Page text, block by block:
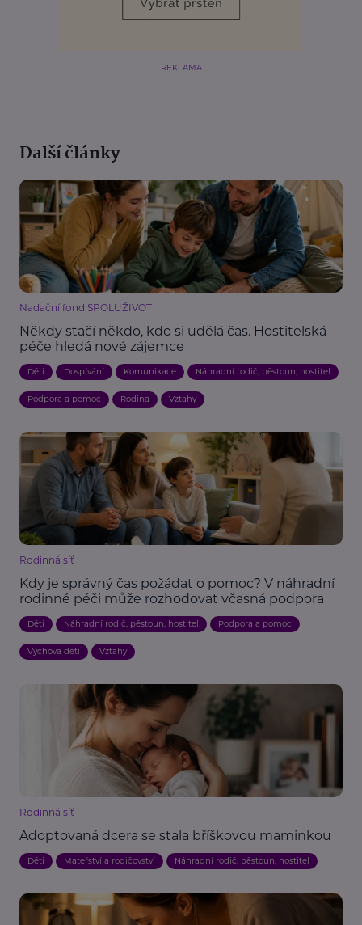
REKLAMA
Další články
Nadační fond SPOLUŽIVOT
Někdy stačí někdo, kdo si udělá čas. Hostitelská
péče hledá nové zájemce
Děti Dospívání Komunikace Náhradní rodič, pěstoun, hostitel
Podpora a pomoc Rodina Vztahy
Rodinná síť
Kdy je správný čas požádat o pomoc? V náhradní
rodinné péči může rozhodovat včasná podpora
Děti Náhradní rodič, pěstoun, hostitel Podpora a pomoc
Výchova dětí Vztahy
Rodinná síť
Adoptovaná dcera se stala bříškovou maminkou
Děti Mateřství a rodičovství Náhradní rodič, pěstoun, hostitel